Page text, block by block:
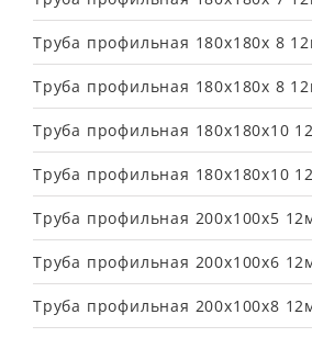
Труба профильная 180х180х 8
Труба профильная 180х180х 8
Труба профильная 180х180х10
Труба профильная 180х180х10
Труба профильная 200х100х5
Труба профильная 200х100х6
Труба профильная 200х100х8